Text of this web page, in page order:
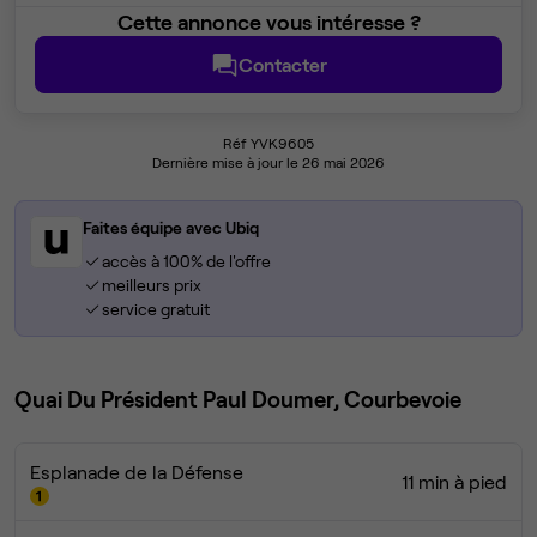
Cette annonce vous intéresse ?
Contacter
Réf YVK9605
Dernière mise à jour le 26 mai 2026
Faites équipe avec Ubiq
accès à 100% de l'offre
meilleurs prix
service gratuit
Quai Du Président Paul Doumer, Courbevoie
Esplanade de la Défense 11 min à pied